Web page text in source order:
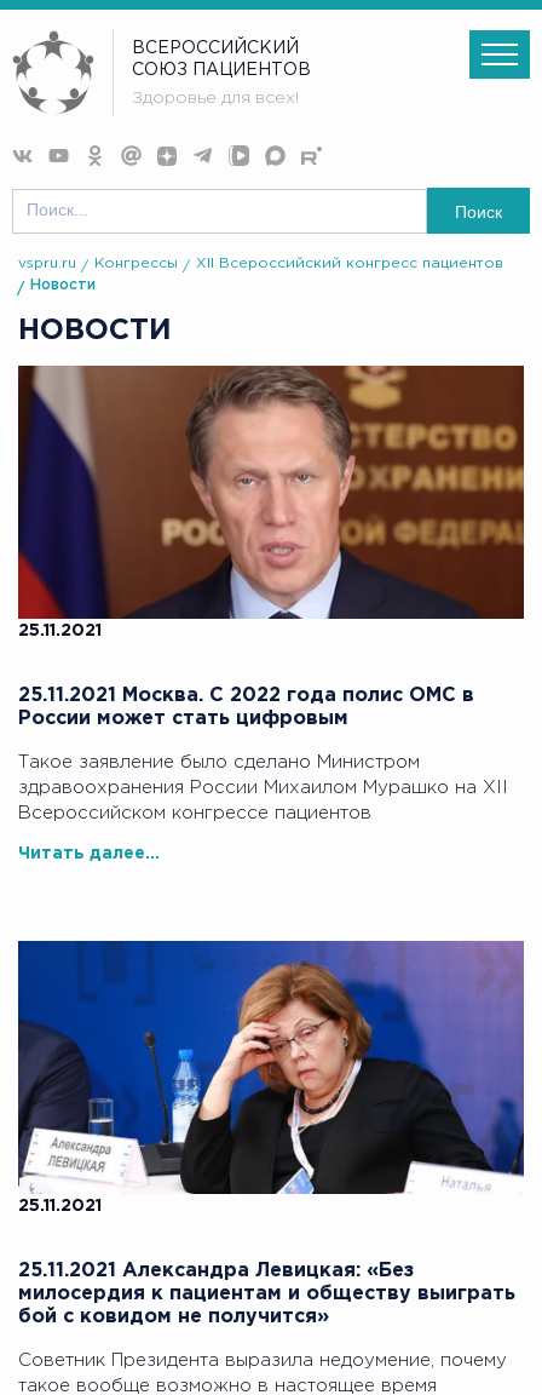
ВСЕРОССИЙСКИЙ
СОЮЗ ПАЦИЕНТОВ
Здоровье для всех!
Поиск
vspru.ru Конгрессы
XII Всероссийский конгресс пациентов
Новости
НОВОСТИ
25.11.2021
25.11.2021 Москва. С 2022 года полис ОМС в
России может стать цифровым
Такое заявление было сделано Министром
здравоохранения России Михаилом Мурашко на XII
Всероссийском конгрессе пациентов
Читать далее...
25.11.2021
25.11.2021 Александра Левицкая: «Без
милосердия к пациентам и обществу выиграть
бой с ковидом не получится»
Советник Президента выразила недоумение, почему
такое вообще возможно в настоящее время